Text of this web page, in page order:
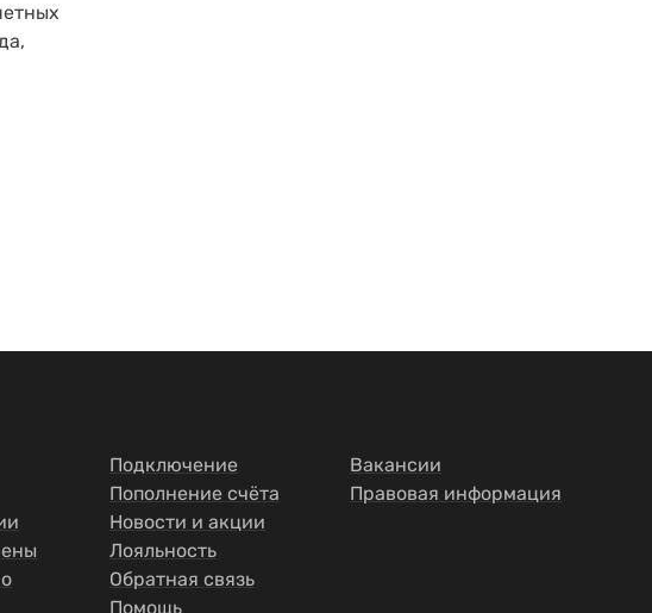
Подключение
Пополнение счёта
Новости и акции
Лояльность
Обратная связь
Помощь
Вакансии
Правовая информация